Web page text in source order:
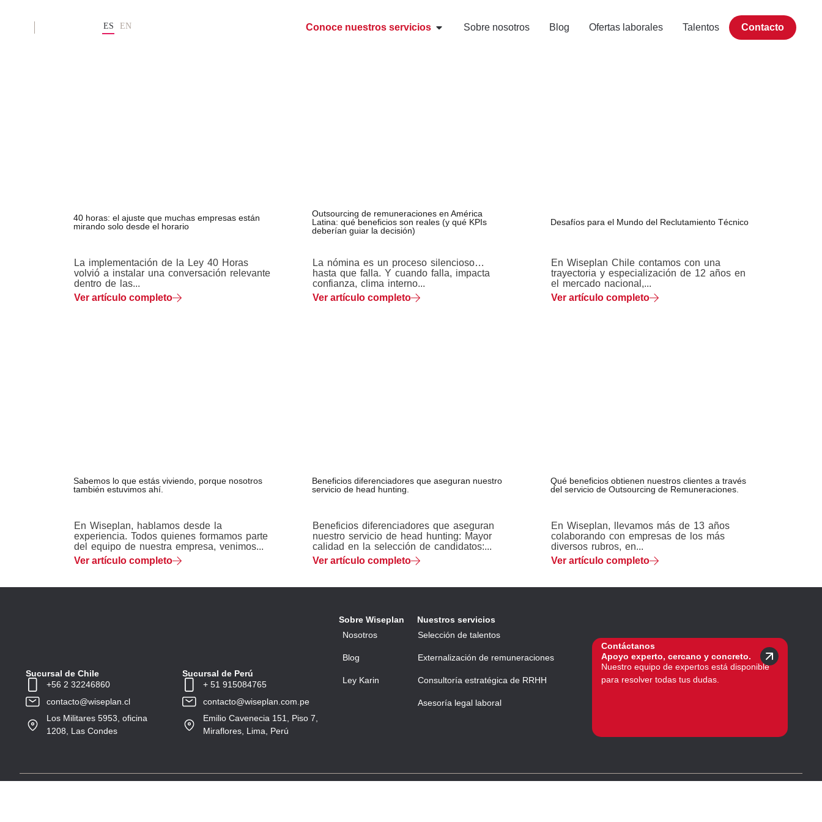
ES EN Conoce nuestros servicios Sobre nosotros Blog Ofertas laborales Talentos Contacto
40 horas: el ajuste que muchas empresas están
mirando solo desde el horario
La implementación de la Ley 40 Horas
volvió a instalar una conversación relevante
dentro de las...
Ver artículo completo
Outsourcing de remuneraciones en América
Latina: qué beneficios son reales (y qué KPIs
deberían guiar la decisión)
La nómina es un proceso silencioso…
hasta que falla. Y cuando falla, impacta
confianza, clima interno...
Ver artículo completo
Desafíos para el Mundo del Reclutamiento Técnico
En Wiseplan Chile contamos con una
trayectoria y especialización de 12 años en
el mercado nacional,...
Ver artículo completo
Sabemos lo que estás viviendo, porque nosotros
también estuvimos ahí.
En Wiseplan, hablamos desde la
experiencia. Todos quienes formamos parte
del equipo de nuestra empresa, venimos...
Ver artículo completo
Beneficios diferenciadores que aseguran nuestro
servicio de head hunting.
Beneficios diferenciadores que aseguran
nuestro servicio de head hunting: Mayor
calidad en la selección de candidatos:...
Ver artículo completo
Qué beneficios obtienen nuestros clientes a través
del servicio de Outsourcing de Remuneraciones.
En Wiseplan, llevamos más de 13 años
colaborando con empresas de los más
diversos rubros, en...
Ver artículo completo
+56 2 32246860
contacto@wiseplan.cl
Los Militares 5953, oficina
1208, Las Condes
Sucursal de Chile
+ 51 915084765
contacto@wiseplan.com.pe
Emilio Cavenecia 151, Piso 7,
Miraflores, Lima, Perú
Sucursal de Perú
Sobre Wiseplan
Nosotros
Blog
Ley Karin
Nuestros servicios
Selección de talentos
Externalización de remuneraciones
Consultoría estratégica de RRHH
Asesoría legal laboral
Contáctanos
Apoyo experto, cercano y concreto.
Nuestro equipo de expertos está disponible
para resolver todas tus dudas.